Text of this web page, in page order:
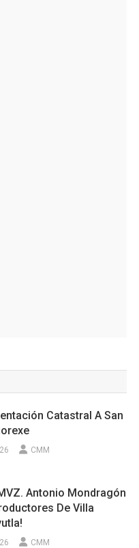
Catastral A San
CMM
Antonio Mondragón
De Villa
CMM